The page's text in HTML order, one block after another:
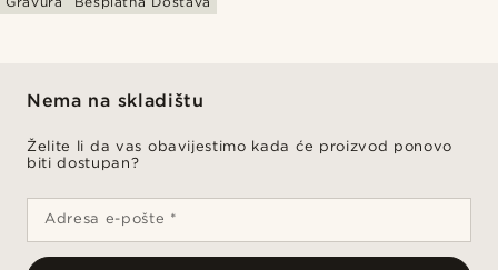
Nema na skladištu
Želite li da vas obavijestimo kada će proizvod ponovo
biti dostupan?
Adresa e-pošte *